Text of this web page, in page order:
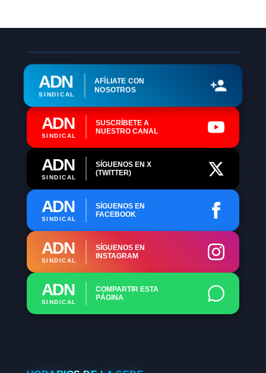
ADN
SINDICAL
AFÍLIATE CON
NOSOTROS
ADN
SINDICAL
SUSCRÍBETE A
NUESTRO CANAL
ADN
SINDICAL
SÍGUENOS EN X
(TWITTER)
ADN
SINDICAL
SÍGUENOS EN
FACEBOOK
ADN
SINDICAL
SÍGUENOS EN
INSTAGRAM
ADN
SINDICAL
COMPARTIR ESTA
PÁGINA